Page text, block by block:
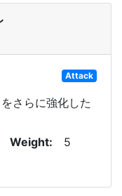
Attack
さらに強化した
Weight
5